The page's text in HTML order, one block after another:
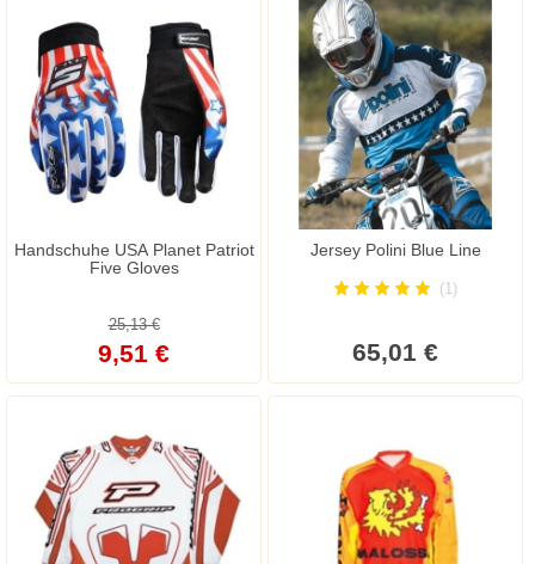
Handschuhe USA Planet Patriot
Five Gloves
25,13 €
9,51 €
Jersey Polini Blue Line
(1)
65,01 €